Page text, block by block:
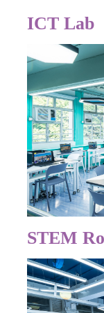
ICT Lab
STEM